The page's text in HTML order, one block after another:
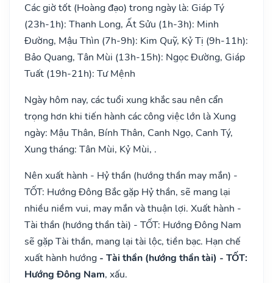
Các giờ tốt (Hoàng đạo) trong ngày là: Giáp Tý
(23h-1h): Thanh Long, Ất Sửu (1h-3h): Minh
Đường, Mậu Thìn (7h-9h): Kim Quỹ, Kỷ Tị (9h-11h):
Bảo Quang, Tân Mùi (13h-15h): Ngọc Đường, Giáp
Tuất (19h-21h): Tư Mệnh
Ngày hôm nay, các tuổi xung khắc sau nên cẩn
trọng hơn khi tiến hành các công việc lớn là Xung
ngày: Mậu Thân, Bính Thân, Canh Ngọ, Canh Tý,
Xung tháng: Tân Mùi, Kỷ Mùi, .
Nên xuất hành - Hỷ thần (hướng thần may mắn) -
TỐT: Hướng Đông Bắc gặp Hỷ thần, sẽ mang lại
nhiều niềm vui, may mắn và thuận lợi. Xuất hành -
Tài thần (hướng thần tài) - TỐT: Hướng Đông Nam
sẽ gặp Tài thần, mang lại tài lộc, tiền bạc. Hạn chế
xuất hành hướng - Tài thần (hướng thần tài) - TỐT:
Hướng Đông Nam, xấu.